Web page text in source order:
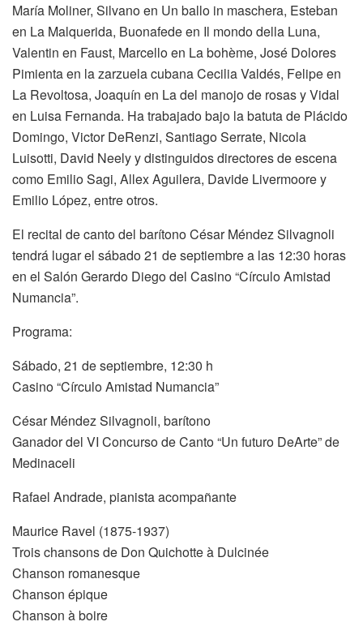
María Moliner, Silvano en Un ballo in maschera, Esteban
en La Malquerida, Buonafede en Il mondo della Luna,
Valentin en Faust, Marcello en La bohème, José Dolores
Pimienta en la zarzuela cubana Cecilia Valdés, Felipe en
La Revoltosa, Joaquín en La del manojo de rosas y Vidal
en Luisa Fernanda. Ha trabajado bajo la batuta de Plácido
Domingo, Victor DeRenzi, Santiago Serrate, Nicola
Luisotti, David Neely y distinguidos directores de escena
como Emilio Sagi, Allex Aguilera, Davide Livermoore y
Emilio López, entre otros.
El recital de canto del barítono César Méndez Silvagnoli
tendrá lugar el sábado 21 de septiembre a las 12:30 horas
en el Salón Gerardo Diego del Casino “Círculo Amistad
Numancia”.
Programa:
Sábado, 21 de septiembre, 12:30 h
Casino “Círculo Amistad Numancia”
César Méndez Silvagnoli, barítono
Ganador del VI Concurso de Canto “Un futuro DeArte” de
Medinaceli
Rafael Andrade, pianista acompañante
Maurice Ravel (1875-1937)
Trois chansons de Don Quichotte à Dulcinée
Chanson romanesque
Chanson épique
Chanson à boire